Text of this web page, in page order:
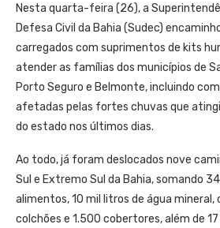
Nesta quarta-feira (26), a
Defesa Civil da Bahia (Sudec)
carregados com suprimentos de kits
atender as famílias dos municípios de
Porto Seguro e Belmonte, incluindo
afetadas pelas fortes chuvas que
do estado nos últimos dias.
Ao todo, já foram deslocados nove
Sul e Extremo Sul da Bahia, somando
alimentos, 10 mil litros de água mineral,
colchões e 1.500 cobertores, além de